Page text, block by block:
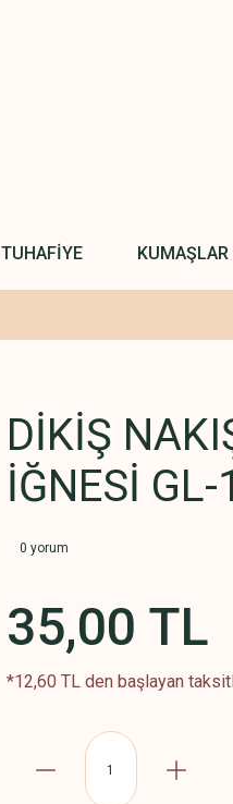
TUHAFİYE KUMAŞLAR
DİKİŞ
İĞNESİ GL-
0 yorum
35,00 TL
*12,60 TL den başlayan